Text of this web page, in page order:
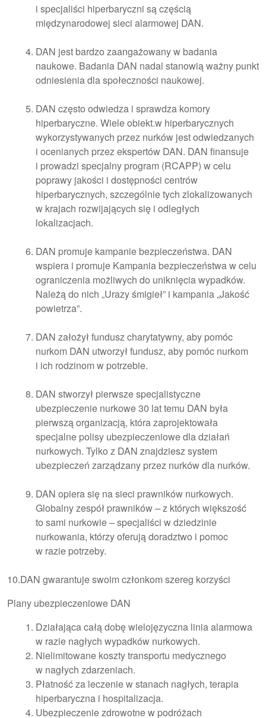
i specjaliści hiperbaryczni są częścią
międzynarodowej sieci alarmowej DAN.
DAN jest bardzo zaangażowany w badania
naukowe. Badania DAN nadal stanowią ważny punkt
odniesienia dla społeczności naukowej.
DAN często odwiedza i sprawdza komory
hiperbaryczne. Wiele obiekt.w hiperbarycznych
wykorzystywanych przez nurków jest odwiedzanych
i ocenianych przez ekspertów DAN. DAN finansuje
i prowadzi specjalny program (RCAPP) w celu
poprawy jakości i dostępności centrów
hiperbarycznych, szczególnie tych zlokalizowanych
w krajach rozwijających się i odległych
lokalizacjach.
DAN promuje kampanie bezpieczeństwa. DAN
wspiera i promuje Kampania bezpieczeństwa w celu
ograniczenia możliwych do uniknięcia wypadków.
Należą do nich „Urazy śmigieł” i kampania „Jakość
powietrza”.
DAN założył fundusz charytatywny, aby pomóc
nurkom DAN utworzył fundusz, aby pomóc nurkom
i ich rodzinom w potrzebie.
DAN stworzył pierwsze specjalistyczne
ubezpieczenie nurkowe 30 lat temu DAN była
pierwszą organizacją, która zaprojektowała
specjalne polisy ubezpieczeniowe dla działań
nurkowych. Tylko z DAN znajdziesz system
ubezpieczeń zarządzany przez nurków dla nurków.
DAN opiera się na sieci prawników nurkowych.
Globalny zespół prawników – z których większość
to sami nurkowie – specjaliści w dziedzinie
nurkowania, którzy oferują doradztwo i pomoc
w razie potrzeby.
10.DAN gwarantuje swoim członkom szereg korzyści
Plany ubezpieczeniowe DAN
Działająca całą dobę wielojęzyczna linia alarmowa
w razie nagłych wypadków nurkowych.
Nielimitowane koszty transportu medycznego
w nagłych zdarzeniach.
Płatność za leczenie w stanach nagłych, terapia
hiperbaryczna i hospitalizacja.
Ubezpieczenie zdrowotne w podróżach